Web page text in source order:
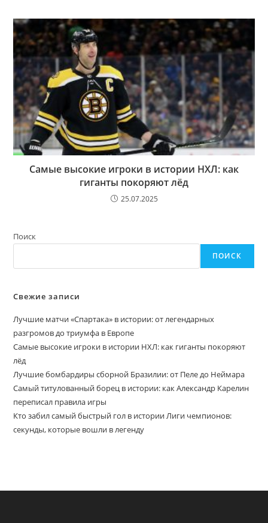
Самые высокие игроки в истории НХЛ: как
гиганты покоряют лёд
25.07.2025
Поиск
ПОИСК
Свежие записи
Лучшие матчи «Спартака» в истории: от легендарных
разгромов до триумфа в Европе
Самые высокие игроки в истории НХЛ: как гиганты покоряют
лёд
Лучшие бомбардиры сборной Бразилии: от Пеле до Неймара
Самый титулованный борец в истории: как Александр Карелин
переписал правила игры
Кто забил самый быстрый гол в истории Лиги чемпионов:
секунды, которые вошли в легенду